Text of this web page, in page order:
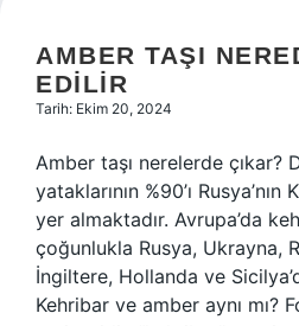
AMBER TAŞI
EDILIR
Tarih: Ekim 20, 2024
Amber taşı nerelerde çıkar?
yataklarının %90’ı
yer almaktadır. Avrupa’da
çoğunlukla Rusya, Ukrayna,
İngiltere, Hollanda ve
Kehribar ve amber aynı mı?